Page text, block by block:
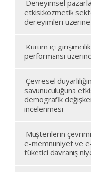
Deneyimsel
etkisi:kozmetik
deneyimleri üzerine
Kurum içi
performansı
Çevresel
savunuculuğuna
demografik
incelenmesi
Müşterilerin
e-memnuniyet ve
tüketici davranış